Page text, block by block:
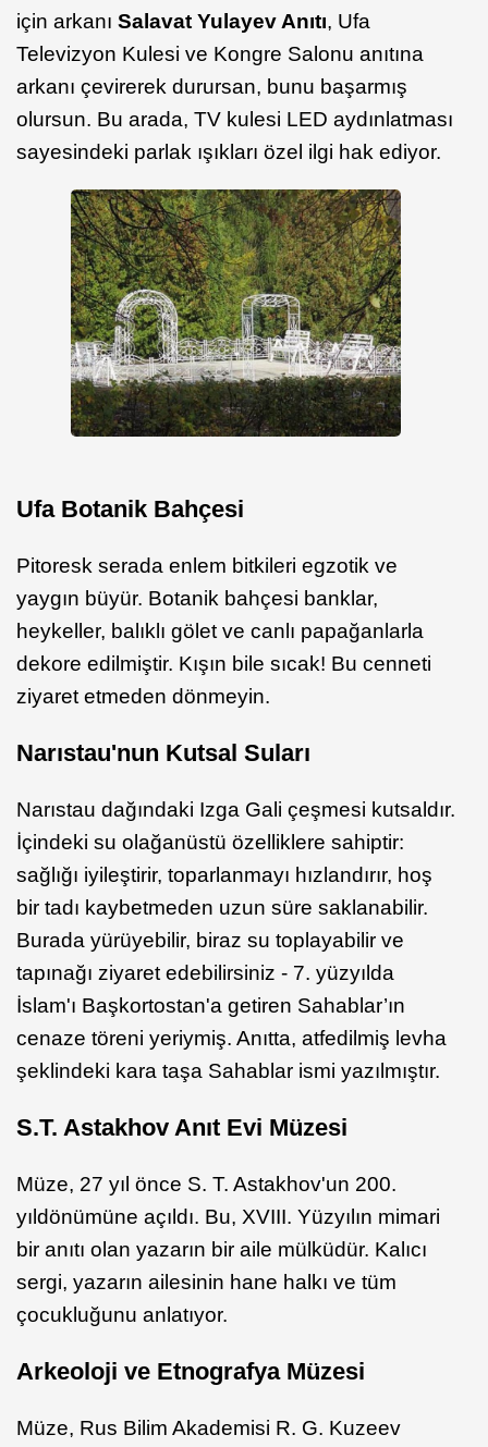
için arkanı Salavat Yulayev Anıtı, Ufa
Televizyon Kulesi ve Kongre Salonu anıtına
arkanı çevirerek durursan, bunu başarmış
olursun. Bu arada, TV kulesi LED aydınlatması
sayesindeki parlak ışıkları özel ilgi hak ediyor.
Ufa Botanik Bahçesi
Pitoresk serada enlem bitkileri egzotik ve
yaygın büyür. Botanik bahçesi banklar,
heykeller, balıklı gölet ve canlı papağanlarla
dekore edilmiştir. Kışın bile sıcak! Bu cenneti
ziyaret etmeden dönmeyin.
Narıstau'nun Kutsal Suları
Narıstau dağındaki Izga Gali çeşmesi kutsaldır.
İçindeki su olağanüstü özelliklere sahiptir:
sağlığı iyileştirir, toparlanmayı hızlandırır, hoş
bir tadı kaybetmeden uzun süre saklanabilir.
Burada yürüyebilir, biraz su toplayabilir ve
tapınağı ziyaret edebilirsiniz - 7. yüzyılda
İslam'ı Başkortostan'a getiren Sahablar’ın
cenaze töreni yeriymiş. Anıtta, atfedilmiş levha
şeklindeki kara taşa Sahablar ismi yazılmıştır.
S.T. Astakhov Anıt Evi Müzesi
Müze, 27 yıl önce S. T. Astakhov'un 200.
yıldönümüne açıldı. Bu, XVIII. Yüzyılın mimari
bir anıtı olan yazarın bir aile mülküdür. Kalıcı
sergi, yazarın ailesinin hane halkı ve tüm
çocukluğunu anlatıyor.
Arkeoloji ve Etnografya Müzesi
Müze, Rus Bilim Akademisi R. G. Kuzeev